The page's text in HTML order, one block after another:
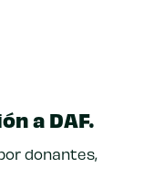
a DAF.
donantes,